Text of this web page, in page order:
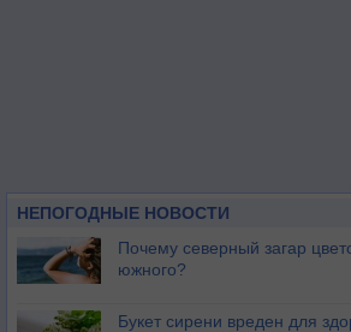
НЕПОГОДНЫЕ НОВОСТИ
Почему северный загар
южного?
Букет сирени вреден для